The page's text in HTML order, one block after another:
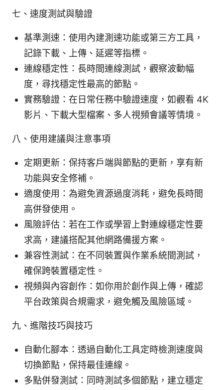
七、速度測試與驗證
基準測速：使用內建測速功能或第三方工具，
記錄下載、上傳、延遲等指標。
連線穩定性：長時間連線測試，觀察波動幅
度，尋找穩定性最高的節點。
實務驗證：在日常任務中驗證速度，如觀看 4K
影片、下載大型檔案、多人視頻會議等情境。
八、使用建議與注意事項
定期更新：保持客戶端與節點的更新，享有新
功能與安全修補。
適度使用：為避免資源過度消耗，避免長時間
高併發使用。
風險評估：若在工作或學習上對連線穩定性要
求高，建議搭配其他網路備援方案。
兼容性測試：在不同裝置與作業系統間測試，
確保跨裝置穩定性。
視頻與內容創作：如你用於創作與上傳，確認
平台政策與合規需求，避免觸及風險區域。
九、進階技巧與技巧
自動化腳本：透過自動化工具定時檢測速度與
切換節點，保持最佳連線。
多點併發測試：同時測試多個節點，建立穩定